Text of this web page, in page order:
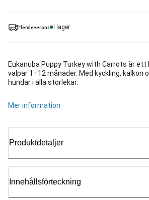
Hemleverans I lager
Eukanuba Puppy Turkey with Carrots är
valpar 1–12 månader. Med kyckling,
hundar i alla storlekar.
Mer information
Produktdetaljer
Innehållsförteckning